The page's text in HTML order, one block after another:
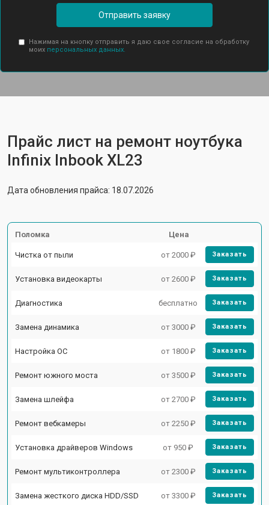
Отправить заявку
Нажимая на кнопку отправить я даю свое согласие на обработку
моих персональных данных.
Прайс лист на ремонт ноутбука
Infinix Inbook XL23
Дата обновления прайса: 18.07.2026
Поломка Цена
Чистка от пыли от 2000 ₽ Заказать
Установка видеокарты от 2600 ₽ Заказать
Диагностика бесплатно Заказать
Замена динамика от 3000 ₽ Заказать
Настройка ОС от 1800 ₽ Заказать
Ремонт южного моста от 3500 ₽ Заказать
Замена шлейфа от 2700 ₽ Заказать
Ремонт вебкамеры от 2250 ₽ Заказать
Установка драйверов Windows от 950 ₽ Заказать
Ремонт мультиконтроллера от 2300 ₽ Заказать
Замена жесткого диска HDD/SSD от 3300 ₽ Заказать